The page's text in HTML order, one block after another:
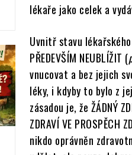
lékaře jako celek a
Uvnitř stavu lékařského
PŘEDEVŠÍM NEUBLÍŽIT (
vnucovat a bez jejich
léky, i kdyby to bylo z
zásadou je, že ŽÁDNÝ
ZDRAVÍ VE
nikdo oprávněn